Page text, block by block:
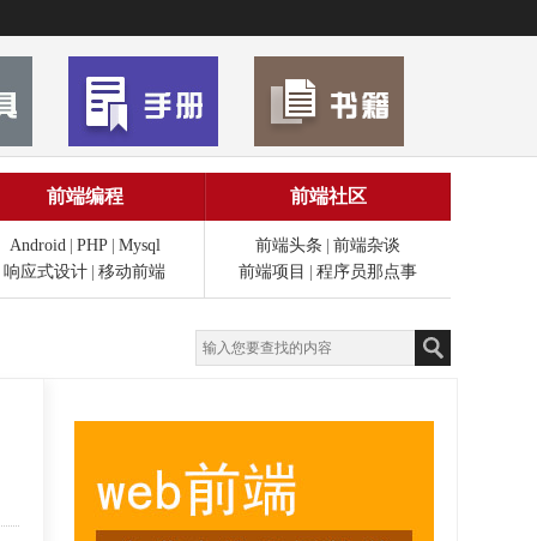
前端编程
Android PHP
Mysql
响应式设计 移动前端
前端社区
前端头条
前端杂谈
前端项目
程序员那点事